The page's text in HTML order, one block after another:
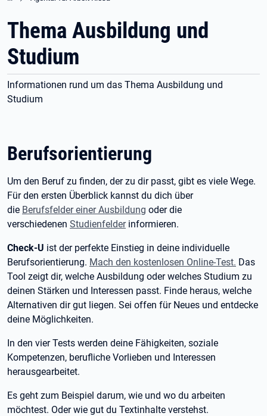
Thema Ausbildung und
Studium
Informationen rund um das Thema Ausbildung und
Studium
Berufsorientierung
Um den Beruf zu finden, der zu dir passt, gibt es viele Wege.
Für den ersten Überblick kannst du dich über
die Berufsfelder einer Ausbildung oder die
verschiedenen Studienfelderinformieren.
Check-U ist der perfekte Einstieg in deine individuelle
Berufsorientierung. Mach den kostenlosen Online-Test. Das
Tool zeigt dir, welche Ausbildung oder welches Studium zu
deinen Stärken und Interessen passt. Finde heraus, welche
Alternativen dir gut liegen. Sei offen für Neues und entdecke
deine Möglichkeiten.
In den vier Tests werden deine Fähigkeiten, soziale
Kompetenzen, berufliche Vorlieben und Interessen
herausgearbeitet.
Es geht zum Beispiel darum, wie und wo du arbeiten
möchtest. Oder wie gut du Textinhalte verstehst.